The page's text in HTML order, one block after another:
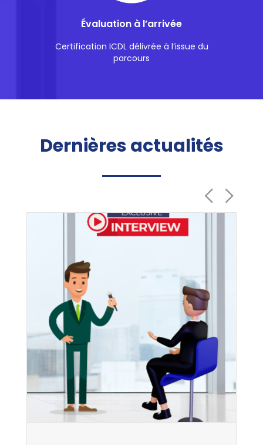
Évaluation à l’arrivée
Certification ICDL délivrée à l’issue du
parcours
Dernières actualités